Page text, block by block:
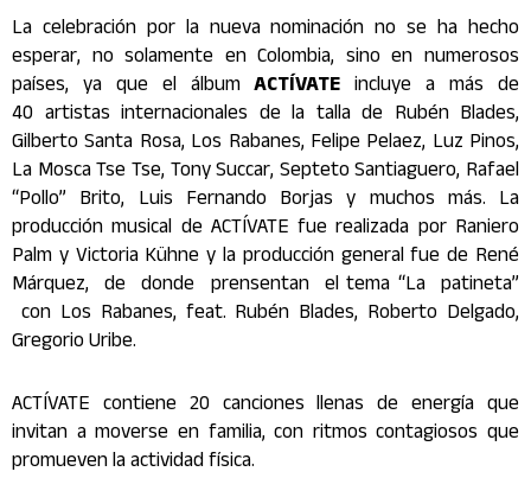
La celebración por la nueva nominación no se ha hecho
esperar, no solamente en Colombia, sino en numerosos
países, ya que el álbumACTÍVATEincluye a más de
40 artistas internacionales de la talla de Rubén Blades,
Gilberto Santa Rosa, Los Rabanes, Felipe Pelaez, Luz Pinos,
La Mosca Tse Tse, Tony Succar, Septeto Santiaguero, Rafael
“Pollo” Brito, Luis Fernando Borjas y muchos más. La
producción musical de ACTÍVATE fue realizada por Raniero
Palm y Victoria Kühne y la producción general fue de René
Márquez, de donde prensentan el tema “La patineta”
con Los Rabanes, feat. Rubén Blades, Roberto Delgado,
Gregorio Uribe.
ACTÍVATE contiene 20 canciones llenas de energía que
invitan a moverse en familia, con ritmos contagiosos que
promueven la actividad física.